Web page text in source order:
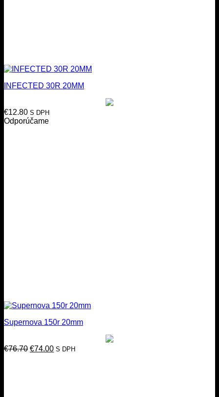
INFECTED 30R 20MM
€12.80 S DPH
Odporúčame
Supernova 150r 20mm
€76.70 Pôvodná
€74.00Aktuálna
S DPH